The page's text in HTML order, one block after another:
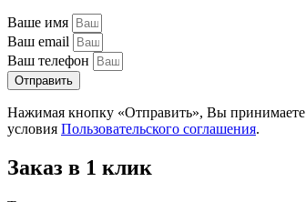
Ваше имя
Ваш email
Ваш телефон
Отправить
Нажимая кнопку «Отправить», Вы принимаете
условия Пользовательского соглашения.
Заказ в 1 клик